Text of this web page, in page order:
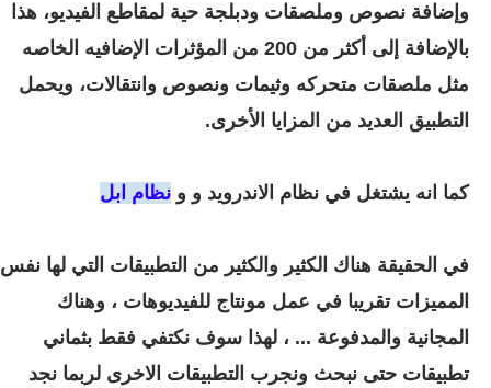
وإضافة نصوص وملصقات ودبلجة حية لمقاطع الفيديو، هذا
بالإضافة إلى أكثر من 200 من المؤثرات الإضافيه الخاصه
مثل ملصقات متحركه وثيمات ونصوص وانتقالات، ويحمل
التطبيق العديد من المزايا الأخرى.
كما انه يشتغل في نظام الاندرويد و و نظام ابل
في الحقيقة هناك الكثير والكثير من التطبيقات التي لها نفس
المميزات تقريبا في عمل مونتاج للفيديوهات ، وهناك
المجانية والمدفوعة ... ، لهذا سوف نكتفي فقط بثماني
تطبيقات حتى نبحث ونجرب التطبيقات الاخرى لربما نجد